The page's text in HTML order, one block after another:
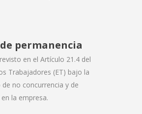
permanencia
en el Artículo 21.4 del
Trabajadores (ET) bajo la
no concurrencia y de
la empresa.